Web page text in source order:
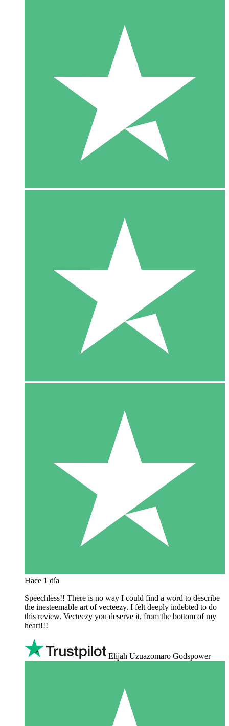
Hace 1 día
Speechless!! There is no way I could find a word to describe
the inesteemable art of vecteezy. I felt deeply indebted to do
this review. Vecteezy you deserve it, from the bottom of my
heart!!!
Elijah Uzuazomaro Godspower